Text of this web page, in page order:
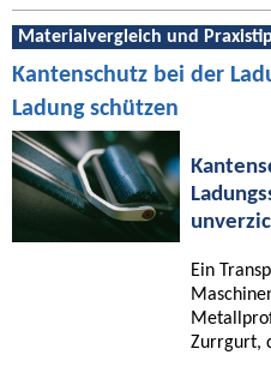
Materialvergleich und
Kantenschutz bei der
Ladung schützen
Ein
Zurrgurt,